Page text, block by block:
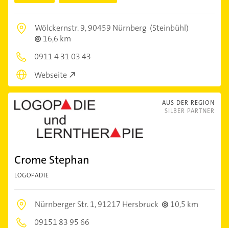
Wölckernstr. 9,90459 Nürnberg (Steinbühl)
16,6 km
0911 4 31 03 43
Webseite
AUS DER REGION
SILBER PARTNER
Crome Stephan
LOGOPÄDIE
Nürnberger Str. 1,91217 Hersbruck
10,5 km
09151 83 95 66